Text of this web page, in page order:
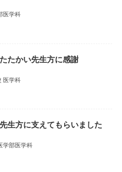
医学科
たかい先生方に感謝
医学科
生方に支えてもらいました
学部医学科